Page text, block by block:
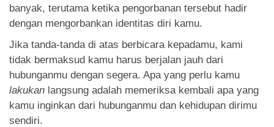
banyak, terutama ketika pengorbanan tersebut hadir
dengan mengorbankan identitas diri kamu.
Jika tanda-tanda di atas berbicara kepadamu, kami
tidak bermaksud kamu harus berjalan jauh dari
hubunganmu dengan segera. Apa yang perlu kamu
lakukan langsung adalah memeriksa kembali apa yang
kamu inginkan dari hubunganmu dan kehidupan dirimu
sendiri.